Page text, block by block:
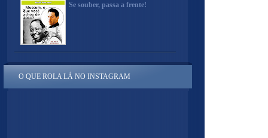
Se souber, passa a frente!
O QUE ROLA LÁ NO INSTAGRAM